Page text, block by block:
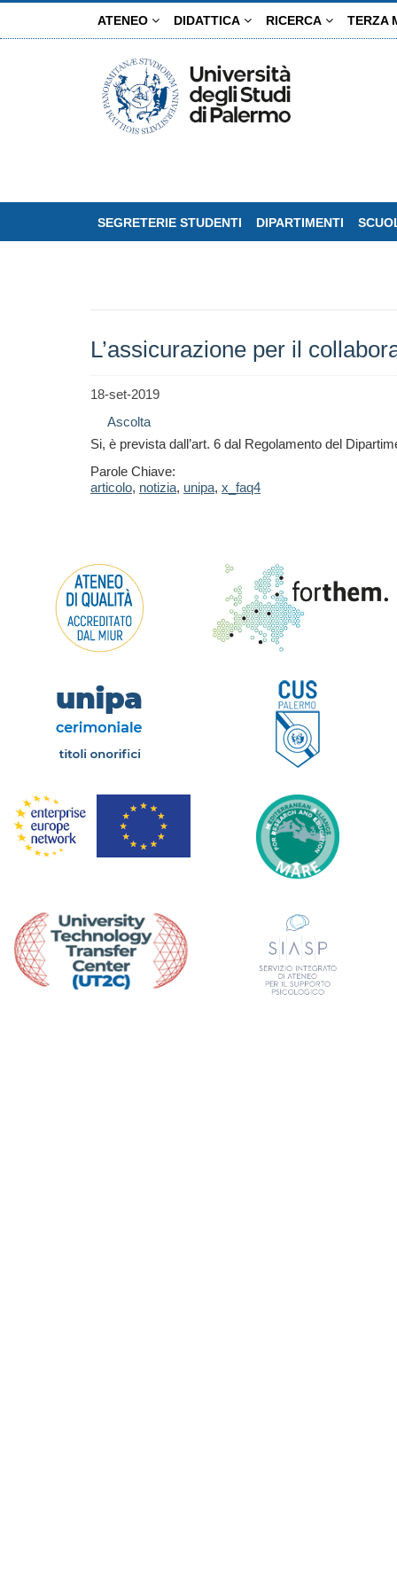
ATENEO DIDATTICA RICERCA TERZA
SEGRETERIE STUDENTI DIPARTIMENTI
L’assicurazione per il
18-set-2019
Ascolta
Si, è prevista dall’art. 6 dal Regolamento del
Parole Chiave:
articolo, notizia, unipa, x_faq4